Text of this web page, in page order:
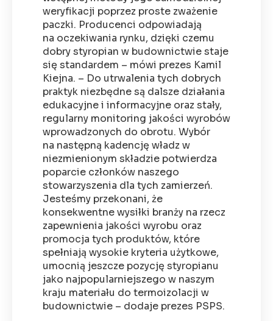
weryfikacji poprzez proste zważenie
paczki. Producenci odpowiadają
na oczekiwania rynku, dzięki czemu
dobry styropian w budownictwie staje
się standardem – mówi prezes Kamil
Kiejna. – Do utrwalenia tych dobrych
praktyk niezbędne są dalsze działania
edukacyjne i informacyjne oraz stały,
regularny monitoring jakości wyrobów
wprowadzonych do obrotu. Wybór
na następną kadencję władz w
niezmienionym składzie potwierdza
poparcie członków naszego
stowarzyszenia dla tych zamierzeń.
Jesteśmy przekonani, że
konsekwentne wysiłki branży na rzecz
zapewnienia jakości wyrobu oraz
promocja tych produktów, które
spełniają wysokie kryteria użytkowe,
umocnią jeszcze pozycję styropianu
jako najpopularniejszego w naszym
kraju materiału do termoizolacji w
budownictwie – dodaje prezes PSPS.